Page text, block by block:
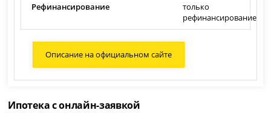
Рефинансирование
только
рефинансирование
Описание на официальном сайте
Ипотека с онлайн-заявкой